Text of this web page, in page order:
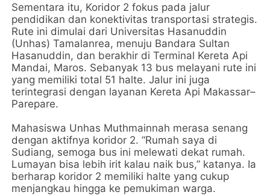
Sementara itu, Koridor 2 fokus pada jalur
pendidikan dan konektivitas transportasi strategis.
Rute ini dimulai dari Universitas Hasanuddin
(Unhas) Tamalanrea, menuju Bandara Sultan
Hasanuddin, dan berakhir di Terminal Kereta Api
Mandai, Maros. Sebanyak 13 bus melayani rute ini
yang memiliki total 51 halte. Jalur ini juga
terintegrasi dengan layanan Kereta Api Makassar–
Parepare.
Mahasiswa Unhas Muthmainnah merasa senang
dengan aktifnya koridor 2. “Rumah saya di
Sudiang, semoga bus ini melewati dekat rumah.
Lumayan bisa lebih irit kalau naik bus,” katanya. Ia
berharap koridor 2 memiliki halte yang cukup
menjangkau hingga ke pemukiman warga.